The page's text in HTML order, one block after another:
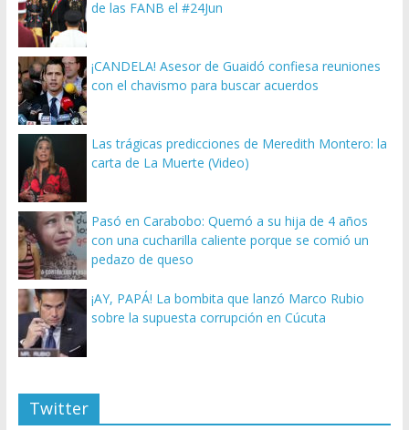
de las FANB el #24Jun
¡CANDELA! Asesor de Guaidó confiesa reuniones
con el chavismo para buscar acuerdos
Las trágicas predicciones de Meredith Montero: la
carta de La Muerte (Video)
Pasó en Carabobo: Quemó a su hija de 4 años
con una cucharilla caliente porque se comió un
pedazo de queso
¡AY, PAPÁ! La bombita que lanzó Marco Rubio
sobre la supuesta corrupción en Cúcuta
Twitter